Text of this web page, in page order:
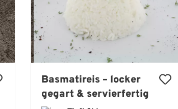
Basmatireis – locker
gegart & servierfertig